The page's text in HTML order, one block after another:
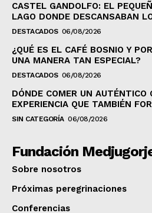
CASTEL GANDOLFO: EL
LAGO DONDE DESCANSABAN
DESTACADOS 06/08/2026
¿QUÉ ES EL CAFÉ BOSNIO Y
UNA MANERA TAN ESPECIAL?
DESTACADOS 06/08/2026
DÓNDE COMER UN AUTÉNTICO
EXPERIENCIA QUE TAMBIÉN
SIN CATEGORÍA 06/08/2026
Fundación
Sobre nosotros
Próximas peregrinaciones
Conferencias